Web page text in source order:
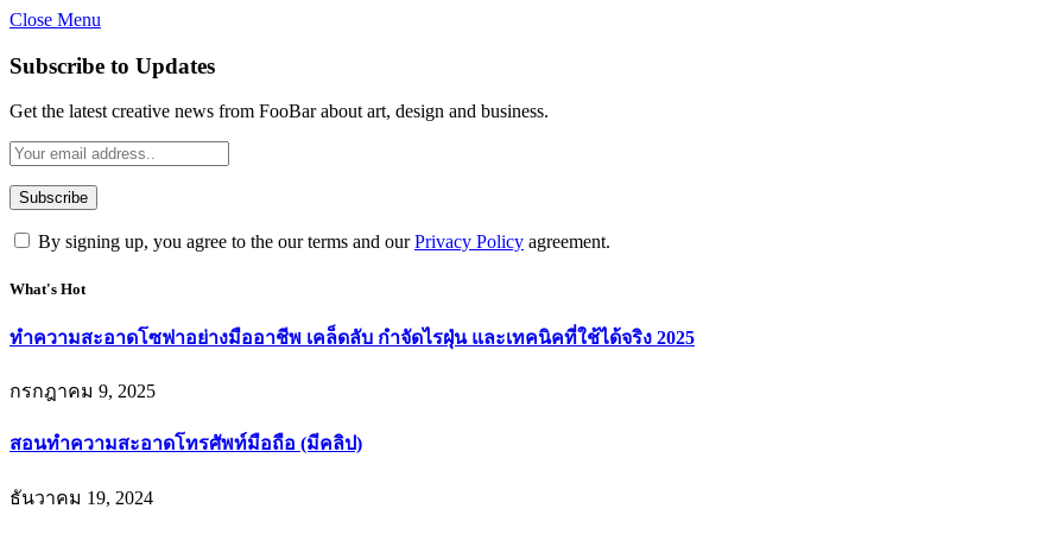
Close Menu
Subscribe to Updates
Get the latest creative news from FooBar about art, design and business.
By signing up, you agree to the our terms and ourPrivacy Policy agreement.
What's Hot
ทำความสะอาดโซฟาอย่างมืออาชีพ เคล็ดลับ กำจัดไรฝุ่น และเทคนิคที่ใช้ได้จริง 2025
กรกฎาคม 9, 2025
สอนทำความสะอาดโทรศัพท์มือถือ (มีคลิป)
ธันวาคม 19, 2024